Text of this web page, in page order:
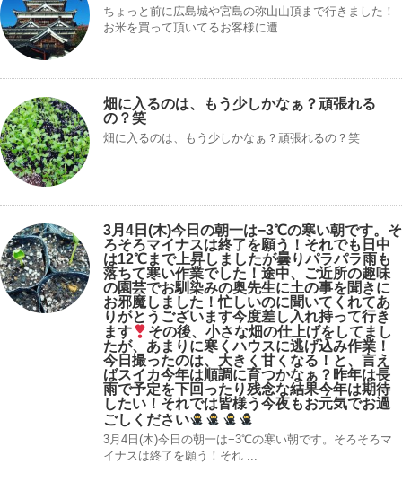
ちょっと前に広島城や宮島の弥山山頂まで行きました！
お米を買って頂いてるお客様に遭 ...
畑に入るのは、もう少しかなぁ？頑張れる
の？笑
畑に入るのは、もう少しかなぁ？頑張れるの？笑
3月4日(木)今日の朝一は−3℃の寒い朝です。そ
ろそろマイナスは終了を願う！それでも日中
は12℃まで上昇しましたが曇りパラパラ雨も
落ちて寒い作業でした！途中、ご近所の趣味
の園芸でお馴染みの奥先生に土の事を聞きに
お邪魔しました！忙しいのに聞いてくれてあ
りがとうございます今度差し入れ持って行き
ます
その後、小さな畑の仕上げをしてまし
たが、あまりに寒くハウスに逃げ込み作業！
今日撮ったのは、大きく甘くなる！と、言え
ばスイカ今年は順調に育つかなぁ？昨年は長
雨で予定を下回ったり残念な結果今年は期待
したい！それでは皆様う今夜もお元気でお過
ごしください
3月4日(木)今日の朝一は−3℃の寒い朝です。そろそろマ
イナスは終了を願う！それ ...